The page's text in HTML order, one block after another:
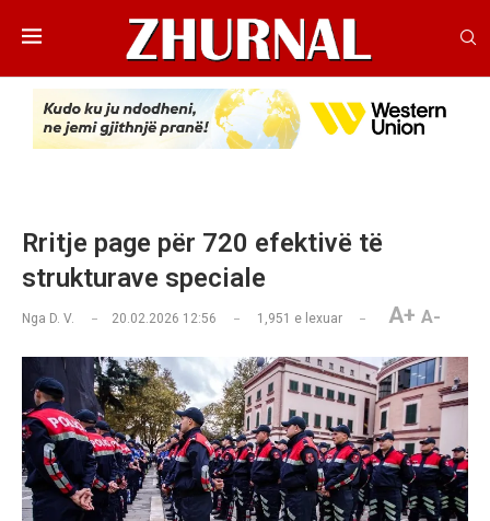
Rritje page për 720 efektivë të
strukturave speciale
Nga D. V. 20.02.2026 12:56 1,951 e lexuar A+ A-